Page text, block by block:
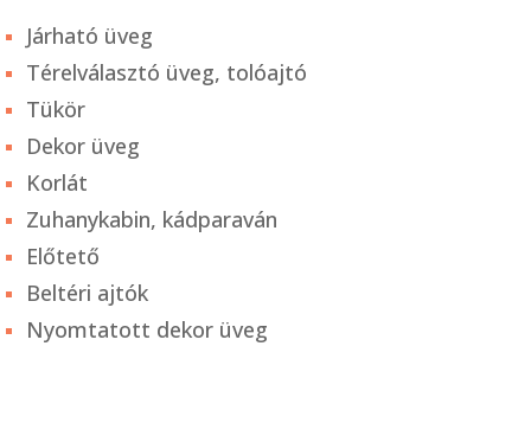
Járható üveg
Térelválasztó üveg, tolóajtó
Tükör
Dekor üveg
Korlát
Zuhanykabin, kádparaván
Előtető
Beltéri ajtók
Nyomtatott dekor üveg